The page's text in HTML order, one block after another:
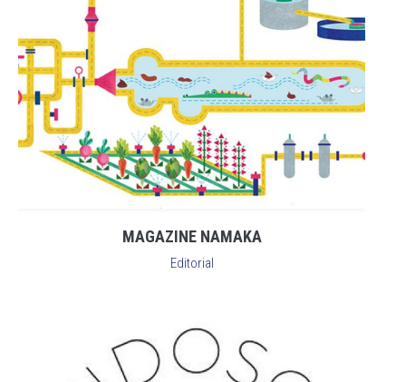
MAGAZINE NAMAKA
Editorial